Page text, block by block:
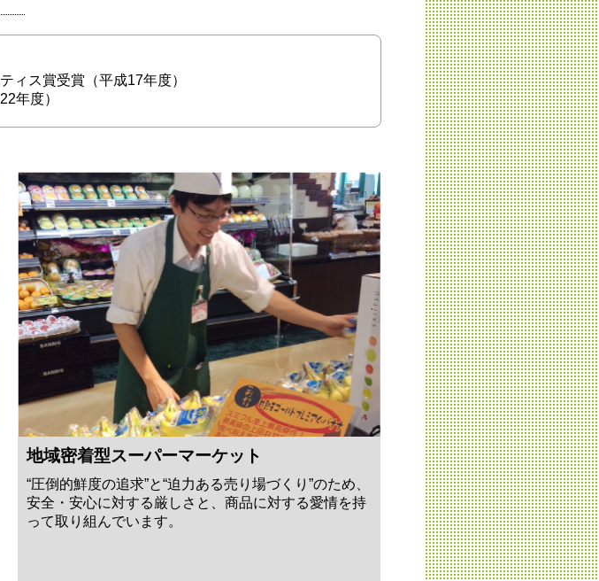
ス賞受賞（平成17年度）
年度）
地域密着型スーパーマーケット
“圧倒的鮮度の追求”と“迫力ある売り場づくり”のため、
安全・安心に対する厳しさと、商品に対する愛情を持
って取り組んでいます。